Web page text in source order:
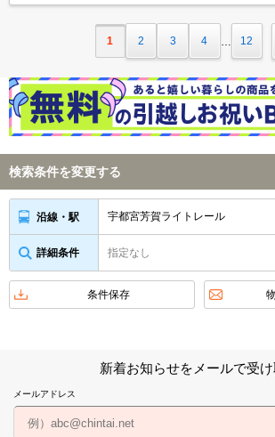
1 2 3 4 12
検索条件を変更する
沿線・駅 宇都宮芳賀ライトレール
詳細条件 指定なし
条件保存
新着お知らせをメールで受け
メールアドレス